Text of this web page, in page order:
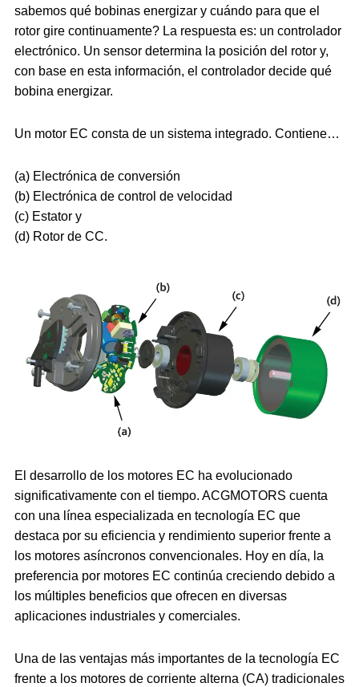
sabemos qué bobinas energizar y cuándo para que el
rotor gire continuamente? La respuesta es: un controlador
electrónico. Un sensor determina la posición del rotor y,
con base en esta información, el controlador decide qué
bobina energizar.
Un motor EC consta de un sistema integrado. Contiene…
(a) Electrónica de conversión
(b) Electrónica de control de velocidad
(c) Estator y
(d) Rotor de CC.
El desarrollo de los motores EC ha evolucionado
significativamente con el tiempo. ACGMOTORS cuenta
con una línea especializada en tecnología EC que
destaca por su eficiencia y rendimiento superior frente a
los motores asíncronos convencionales. Hoy en día, la
preferencia por motores EC continúa creciendo debido a
los múltiples beneficios que ofrecen en diversas
aplicaciones industriales y comerciales.
Una de las ventajas más importantes de la tecnología EC
frente a los motores de corriente alterna (CA) tradicionales